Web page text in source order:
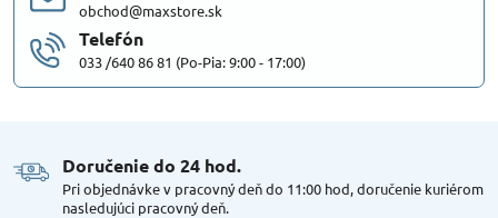
obchod@maxstore.sk
Telefón
033 /640 86 81 (Po-Pia: 9:00 - 17:00)
Doručenie do 24 hod​.
Pri objednávke v pracovný deň do 11:00 hod, doručenie kuriérom
nasledujúci pracovný deň.